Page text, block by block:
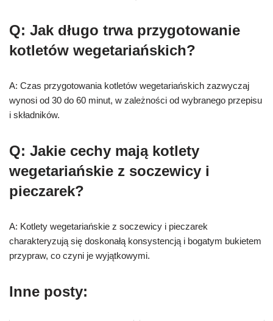
Q: Jak długo trwa przygotowanie
kotletów wegetariańskich?
A: Czas przygotowania kotletów wegetariańskich zazwyczaj
wynosi od 30 do 60 minut, w zależności od wybranego przepisu
i składników.
Q: Jakie cechy mają kotlety
wegetariańskie z soczewicy i
pieczarek?
A: Kotlety wegetariańskie z soczewicy i pieczarek
charakteryzują się doskonałą konsystencją i bogatym bukietem
przypraw, co czyni je wyjątkowymi.
Inne posty: